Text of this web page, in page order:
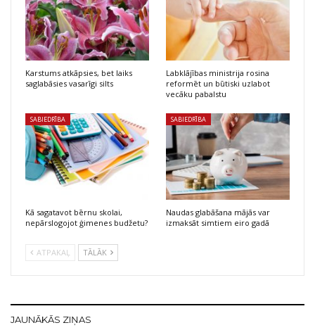
Karstums atkāpsies, bet laiks
saglabāsies vasarīgi silts
Labklājības ministrija rosina
reformēt un būtiski uzlabot
vecāku pabalstu
SABIEDRĪBA
Kā sagatavot bērnu skolai,
nepārslogojot ģimenes budžetu?
SABIEDRĪBA
Naudas glabāšana mājās var
izmaksāt simtiem eiro gadā
ATPAKAĻ TĀLĀK
JAUNĀKĀS ZIŅAS